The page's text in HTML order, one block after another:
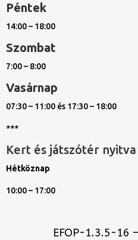
Péntek
14:00 – 18:00
Szombat
7:00 – 8:00
Vasárnap
07:30 – 11:00 és 17:30 – 18:00
***
Kert és játszótér nyitva
Hétköznap
10:00 – 17:00
EFOP-1.3.5-16